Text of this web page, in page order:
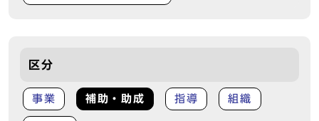
区分
事業 補助・助成 指導 組織